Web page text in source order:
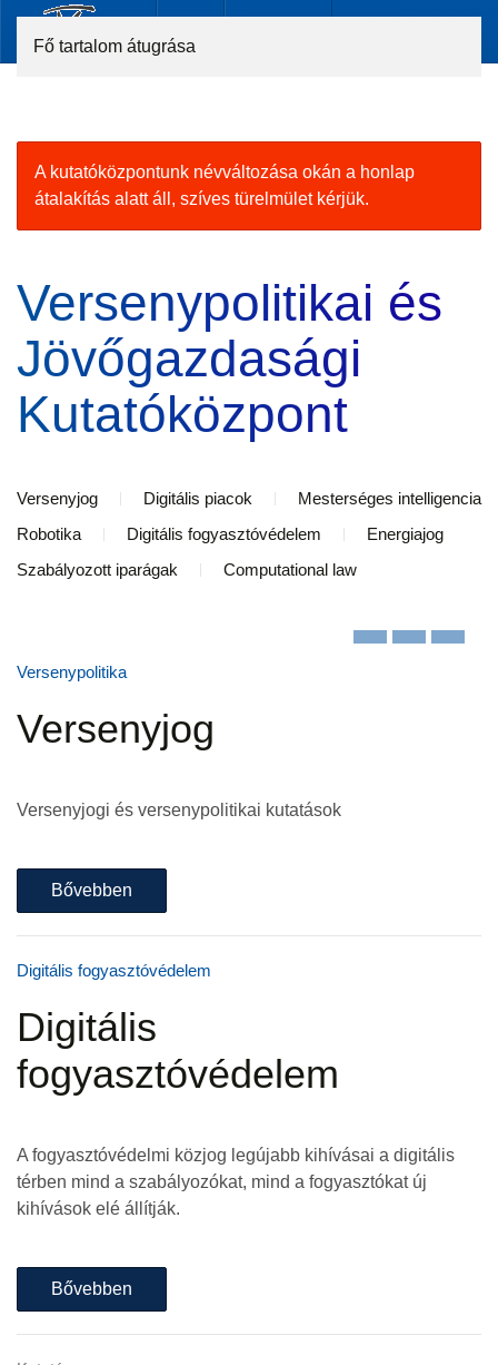
Fő tartalom átugrása
A kutatóközpontunk névváltozása okán a honlap
átalakítás alatt áll, szíves türelmület kérjük.
Versenypolitikai és
Jövőgazdasági
Kutatóközpont
Versenyjog Digitális piacok
Mesterséges intelligencia
Robotika
Digitális fogyasztóvédelem
Energiajog
Szabályozott iparágak
Computational law
Versenypolitika
Versenyjog
Versenyjogi és versenypolitikai kutatások
Bővebben
Digitális fogyasztóvédelem
Digitális
fogyasztóvédelem
A fogyasztóvédelmi közjog legújabb kihívásai a digitális
térben mind a szabályozókat, mind a fogyasztókat új
kihívások elé állítják.
Bővebben